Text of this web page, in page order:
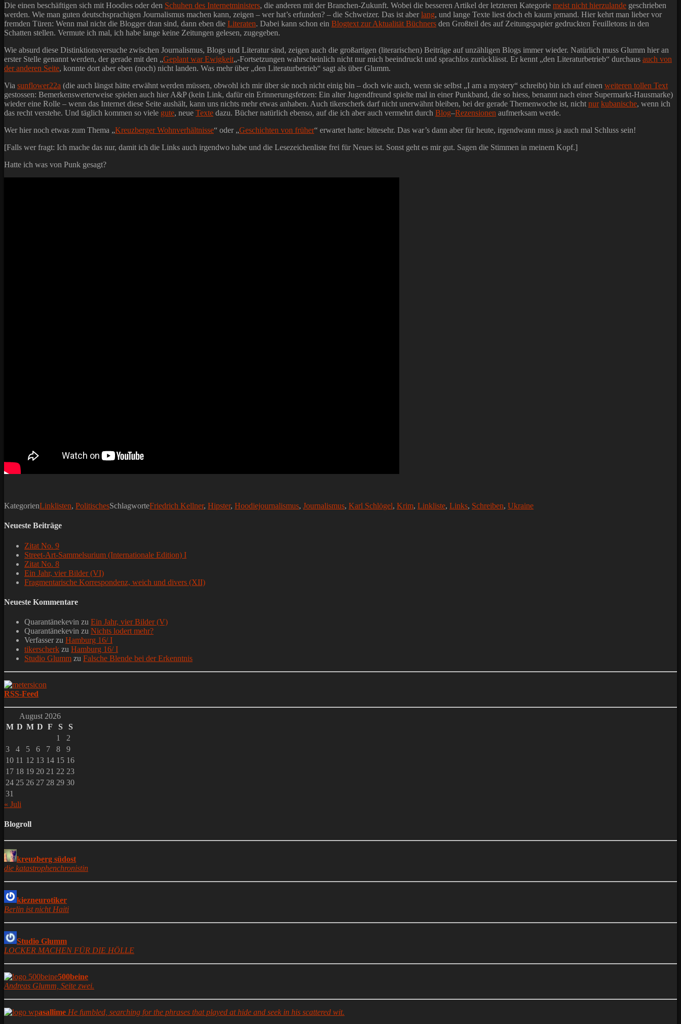
Die einen beschäftigen sich mit Hoodies oder den Schuhen des Internetministers, die anderen mit der Branchen-Zukunft. Wobei die besseren Artikel der letzteren Kategorie meist nicht hierzulande geschrieben
werden. Wie man guten deutschsprachigen Journalismus machen kann, zeigen – wer hat’s erfunden? – die Schweizer. Das ist aberlang, und lange Texte liest doch eh kaum jemand. Hier kehrt man lieber vor
fremden Türen: Wenn mal nicht die Blogger dran sind, dann eben die Literaten. Dabei kann schon ein Blogtext zur Aktualität Büchners den Großteil des auf Zeitungspapier gedruckten Feuilletons in den
Schatten stellen. Vermute ich mal, ich habe lange keine Zeitungen gelesen, zugegeben.
Wie absurd diese Distinktionsversuche zwischen Journalismus, Blogs und Literatur sind, zeigen auch die großartigen (literarischen) Beiträge auf unzähligen Blogs immer wieder. Natürlich muss Glumm hier an
erster Stelle genannt werden, der gerade mit den „Geplant war Ewigkeit„-Fortsetzungen wahrscheinlich nicht nur mich beeindruckt und sprachlos zurücklässt. Er kennt „den Literaturbetrieb“ durchaus auch von
der anderen Seite, konnte dort aber eben (noch) nicht landen. Was mehr über „den Literaturbetrieb“ sagt als über Glumm.
Via sunflower22a (die auch längst hätte erwähnt werden müssen, obwohl ich mir über sie noch nicht einig bin – doch wie auch, wenn sie selbst „I am a mystery“ schreibt) bin ich auf einen weiteren tollen Text
gestossen: Bemerkenswerterweise spielen auch hier A&P (kein Link, dafür ein Erinnerungsfetzen: Ein alter Jugendfreund spielte mal in einer Punkband, die so hiess, benannt nach einer Supermarkt-Hausmarke)
wieder eine Rolle – wenn das Internet diese Seite aushält, kann uns nichts mehr etwas anhaben. Auch tikerscherk darf nicht unerwähnt bleiben, bei der gerade Themenwoche ist, nicht nur kubanische, wenn ich
das recht verstehe. Und täglich kommen so viele gute, neue Texte dazu. Bücher natürlich ebenso, auf die ich aber auch vermehrt durch Blog–Rezensionen aufmerksam werde.
Wer hier noch etwas zum Thema „Kreuzberger Wohnverhältnisse“ oder „Geschichten von früher“ erwartet hatte: bittesehr. Das war’s dann aber für heute, irgendwann muss ja auch mal Schluss sein!
[Falls wer fragt: Ich mache das nur, damit ich die Links auch irgendwo habe und die Lesezeichenliste frei für Neues ist. Sonst geht es mir gut. Sagen die Stimmen in meinem Kopf.]
Hatte ich was von Punk gesagt?
KategorienLinklisten, PolitischesSchlagworteFriedrich Kellner, Hipster, Hoodiejournalismus, Journalismus, Karl Schlögel, Krim, Linkliste, Links, Schreiben, Ukraine
Neueste Beiträge
Zitat No. 9
Street-Art-Sammelsurium (Internationale Edition) I
Zitat No. 8
Ein Jahr, vier Bilder (VI)
Fragmentarische Korrespondenz, weich und divers (XII)
Neueste Kommentare
Quarantänekevin zu Ein Jahr, vier Bilder (V)
Quarantänekevin zu Nichts lodert mehr?
Verfasserzu Hamburg 16/ I
tikerscherk zu Hamburg 16/ I
Studio Glumm zu Falsche Blende bei der Erkenntnis
RSS-Feed
August 2026
M D M D F S
S
1
2
3
4 5 6 7 8
9
10 11 12 13 14 15 16
17 18 19 20 21 22 23
24 25 26 27 28 29 30
31
« Juli
Blogroll
kreuzberg südost
die katastrophenchronistin
kiezneurotiker
Berlin ist nicht Haiti
Studio Glumm
LOCKER MACHEN FÜR DIE HÖLLE
500beine
Andreas Glumm, Seite zwei.
asallime He fumbled, searching for the phrases that played at hide and seek in his scattered wit.